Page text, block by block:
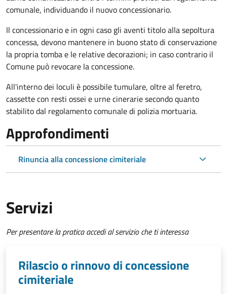
comunale, individuando il nuovo concessionario.
Il concessionario e in ogni caso gli aventi titolo alla sepoltura
concessa, devono mantenere in buono stato di conservazione
la propria tomba e le relative decorazioni; in caso contrario il
Comune può revocare la concessione.
All'interno dei loculi è possibile tumulare, oltre al feretro,
cassette con resti ossei e urne cinerarie secondo quanto
stabilito dal regolamento comunale di polizia mortuaria.
Approfondimenti
Rinuncia alla concessione cimiteriale
Servizi
Per presentare la pratica accedi al servizio che ti interessa
Rilascio o rinnovo di concessione
cimiteriale